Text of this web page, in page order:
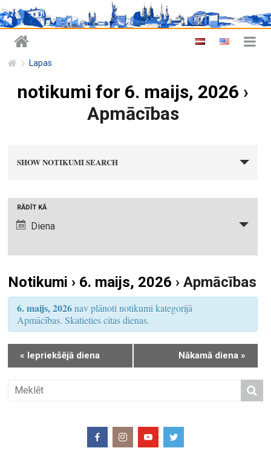
Lapas
notikumi for 6. maijs, 2026 ›
Apmācības
i
S
e
r
c
h
SHOW NOTIKUMI SEARCH
i
u
m
V
i
RĀDĪT KĀ
Diena
Notikumi › 6. maijs, 2026 › Apmācības
6. maijs, 2026nav plānoti notikumi kategorijā
Apmācības. Skatieties citas dienas.
« Iepriekšējā diena Nākamā diena »